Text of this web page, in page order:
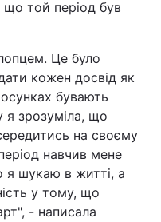
що той період був
Це було
кожен досвід як
бувають
я зрозуміла, що
на своєму
навчив мене
я шукаю в житті, а
у тому, що
- написала